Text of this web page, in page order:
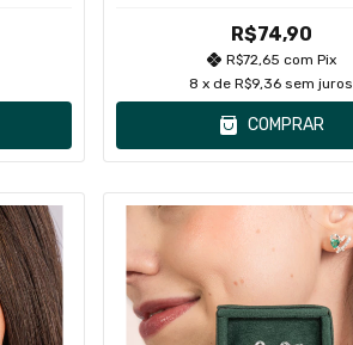
R$74,90
R$72,65 com Pix
8 x deR$9,36 sem juros
COMPRAR